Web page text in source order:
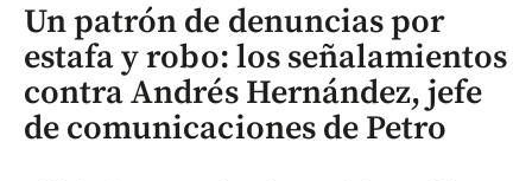
Un patrón de denuncias por
estafa y robo: los señalamientos
contra Andrés Hernández, jefe
de comunicaciones de Petro